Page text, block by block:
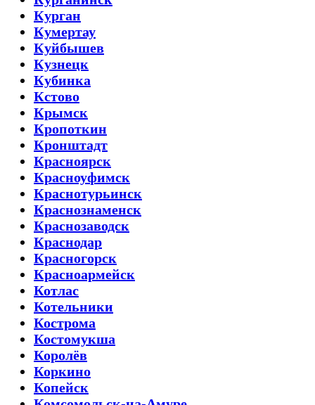
Курган
Кумертау
Куйбышев
Кузнецк
Кубинка
Кстово
Крымск
Кропоткин
Кронштадт
Красноярск
Красноуфимск
Краснотурьинск
Краснознаменск
Краснозаводск
Краснодар
Красногорск
Красноармейск
Котлас
Котельники
Кострома
Костомукша
Королёв
Коркино
Копейск